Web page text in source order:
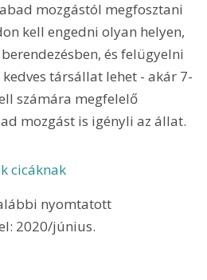
mozgástól megfosztani
kell engedni olyan helyen,
és felügyelni
társállat lehet - akár 7-
számára megfelelő
mozgást is igényli az állat.
cicáknak
nyomtatott
2020/június.